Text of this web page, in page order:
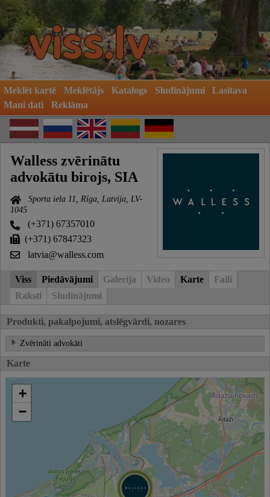
Meklēt kartē Meklētājs Katalogs Sludinājumi
Lasītava
Mani dati
Reklāma
Walless zvērinātu
advokātu birojs, SIA
Sporta iela 11, Rīga, Latvija, LV-
1045
(+371) 67357010
(+371) 67847323
latvia@walless.com
Viss Piedāvājumi Galerija Video Karte
Faili
Raksti
Sludinājumi
Produkti, pakalpojumi, atslēgvārdi, nozares
Zvērināti advokāti
Karte
+
−